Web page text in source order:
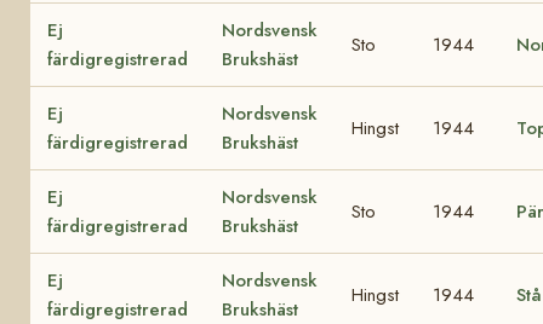
Ej
färdigregistrerad
Nordsvensk
Brukshäst
Sto 1944
Ej
färdigregistrerad
Nordsvensk
Brukshäst
Hingst 1944
Ej
färdigregistrerad
Nordsvensk
Brukshäst
Sto 1944
Ej
färdigregistrerad
Nordsvensk
Brukshäst
Hingst 1944